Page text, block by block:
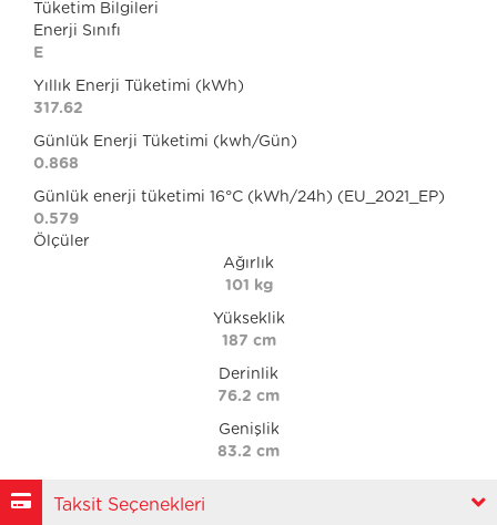
Tüketim Bilgileri
Enerji Sınıfı
E
Yıllık Enerji Tüketimi (kWh)
317.62
Günlük Enerji Tüketimi (kwh/Gün)
0.868
Günlük enerji tüketimi 16°C (kWh/24h) (EU_2021_EP)
0.579
Ölçüler
Ağırlık
101 kg
Yükseklik
187 cm
Derinlik
76.2 cm
Genişlik
83.2 cm
Taksit Seçenekleri